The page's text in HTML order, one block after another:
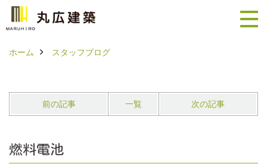
ホーム スタッフブログ
前の記事 一覧 次の記事
燃料電池